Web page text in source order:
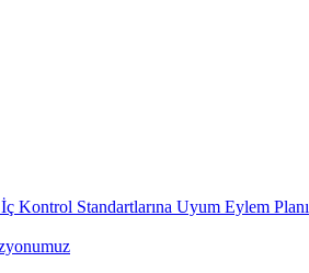
Kontrol Standartlarına Uyum Eylem Planı